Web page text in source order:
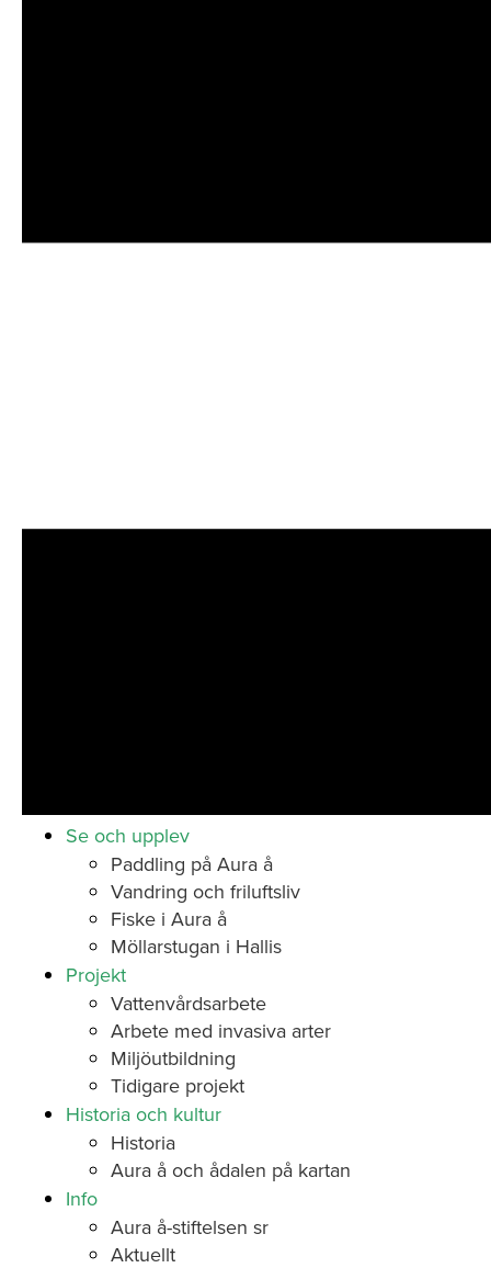
Se och upplev
Paddling på Aura å
Vandring och friluftsliv
Fiske i Aura å
Möllarstugan i Hallis
Projekt
Vattenvårdsarbete
Arbete med invasiva arter
Miljöutbildning
Tidigare projekt
Historia och kultur
Historia
Aura å och ådalen på kartan
Info
Aura å-stiftelsen sr
Aktuellt